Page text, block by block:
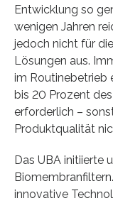
Entwicklung so
wenigen Jahren
jedoch nicht für
Lösungen aus.
im Routinebetrieb
bis 20 Prozent
erforderlich –
Produktqualität
Das UBA initiierte
innovative